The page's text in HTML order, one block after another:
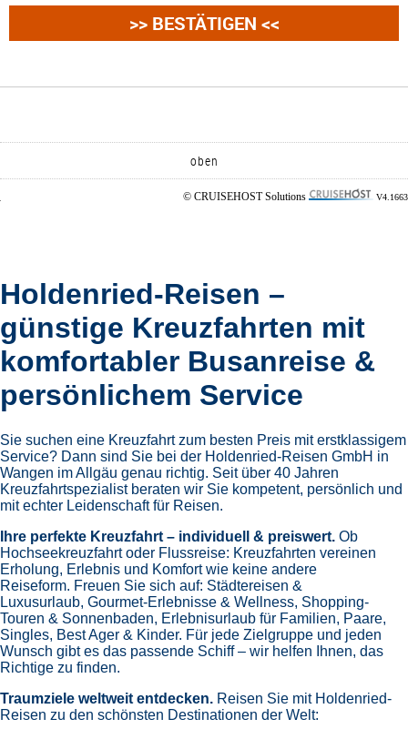
oben
© CRUISEHOST Solutions V4.1663
Holdenried-Reisen –
günstige Kreuzfahrten mit
komfortabler Busanreise &
persönlichem Service
Sie suchen eine Kreuzfahrt zum besten Preis mit erstklassigem
Service? Dann sind Sie bei der Holdenried-Reisen GmbH in
Wangen im Allgäu genau richtig. Seit über 40 Jahren
Kreuzfahrtspezialist beraten wir Sie kompetent, persönlich und
mit echter Leidenschaft für Reisen.
Ihre perfekte Kreuzfahrt – individuell & preiswert. Ob
Hochseekreuzfahrt oder Flussreise: Kreuzfahrten vereinen
Erholung, Erlebnis und Komfort wie keine andere
Reiseform. Freuen Sie sich auf: Städtereisen &
Luxusurlaub, Gourmet-Erlebnisse & Wellness, Shopping-
Touren & Sonnenbaden, Erlebnisurlaub für Familien, Paare,
Singles, Best Ager & Kinder. Für jede Zielgruppe und jeden
Wunsch gibt es das passende Schiff – wir helfen Ihnen, das
Richtige zu finden.
Traumziele weltweit entdecken. Reisen Sie mit Holdenried-
Reisen zu den schönsten Destinationen der Welt: